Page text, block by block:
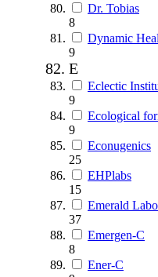
Dr. Tobias
8
Dynamic
9
E
Eclectic
9
Ecological
9
Econugenics
25
EHPlabs
15
Emerald
37
Emergen-C
8
Ener-C